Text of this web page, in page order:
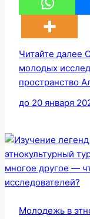
Читайте далее
молодых
пространство
до 20 января
Молодежь в